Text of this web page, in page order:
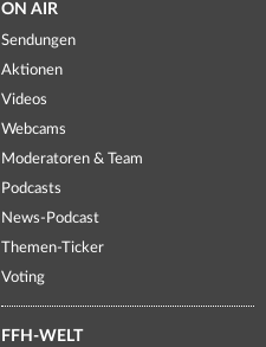
ON AIR
Sendungen
Aktionen
Videos
Webcams
Moderatoren & Team
Podcasts
News-Podcast
Themen-Ticker
Voting
FFH-WELT